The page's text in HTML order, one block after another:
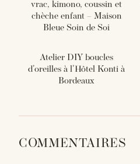
vrac, kimono, coussin et
chèche enfant – Maison
Bleue Soin de Soi
Atelier DIY boucles
d'oreilles à l'Hôtel Konti à
Bordeaux
COMMENTAIRES